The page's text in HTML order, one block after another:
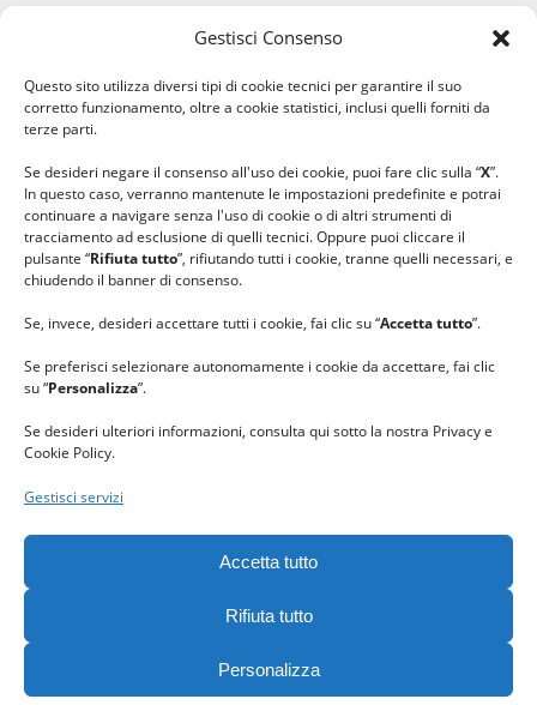
Gestisci Consenso
Questo sito utilizza diversi tipi di cookie tecnici per garantire il suo
corretto funzionamento, oltre a cookie statistici, inclusi quelli forniti da
terze parti.
Se desideri negare il consenso all'uso dei cookie, puoi fare clic sulla “X”.
In questo caso, verranno mantenute le impostazioni predefinite e potrai
continuare a navigare senza l'uso di cookie o di altri strumenti di
tracciamento ad esclusione di quelli tecnici. Oppure puoi cliccare il
pulsante “Rifiuta tutto”, rifiutando tutti i cookie, tranne quelli necessari, e
chiudendo il banner di consenso.
Se, invece, desideri accettare tutti i cookie, fai clic su “Accetta tutto”.
Se preferisci selezionare autonomamente i cookie da accettare, fai clic
su “Personalizza”.
Se desideri ulteriori informazioni, consulta qui sotto la nostra Privacy e
Cookie Policy.
Gestisci servizi
Accetta tutto
Rifiuta tutto
Personalizza
#lanaterapia
#ilcaloredellempatia
Gomitolorosa. Tutti i diritti riservati. - C. F. 90063400023 -Privacy